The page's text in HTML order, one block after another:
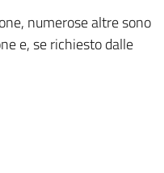
numerose altre sono
e, se richiesto dalle